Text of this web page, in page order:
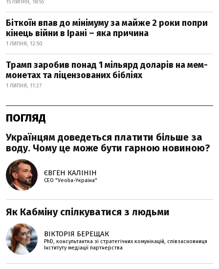
15 ЛИПНЯ, 18:55
Біткоїн впав до мінімуму за майже 2 роки попри
кінець війни в Ірані – яка причина
1 ЛИПНЯ, 12:50
Трамп заробив понад 1 мільярд доларів на мем-
монетах та ліцензованих бібліях
1 ЛИПНЯ, 11:27
ПОГЛЯД
Українцям доведеться платити більше за
воду. Чому це може бути гарною новиною?
ЄВГЕН КАЛІНІН
СЕО "Veolia-Україна"
Як Кабміну спілкуватися з людьми
ВІКТОРІЯ БЕРЕЩАК
PhD, консультантка зі стратегічних комунікацій, співзасновниця
Інституту медіації партнерства